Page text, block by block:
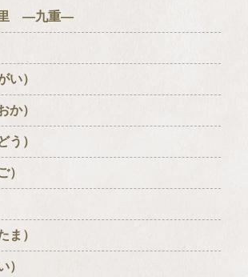
里 ―九重―
い）
か）
う）
）
ま）
）